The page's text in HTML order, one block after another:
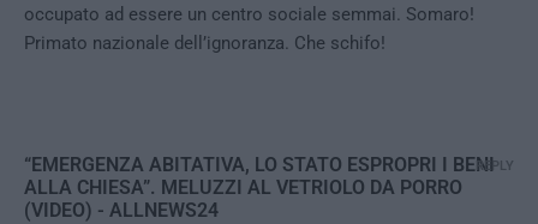
occupato ad essere un centro sociale semmai. Somaro!
Primato nazionale dell’ignoranza. Che schifo!
“EMERGENZA ABITATIVA, LO STATO ESPROPRI I BENI
ALLA CHIESA”. MELUZZI AL VETRIOLO DA PORRO
(VIDEO) - ALLNEWS24
REPLY